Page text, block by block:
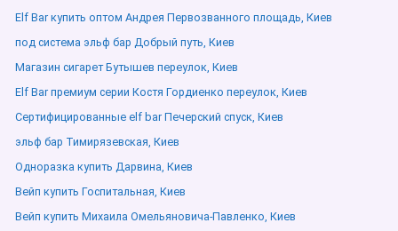
Elf Bar купить оптом Андрея Первозванного площадь, Киев
под система эльф бар Добрый путь, Киев
Магазин сигарет Бутышев переулок, Киев
Elf Bar премиум серии Костя Гордиенко переулок, Киев
Сертифицированные elf bar Печерский спуск, Киев
эльф бар Тимирязевская, Киев
Одноразка купить Дарвина, Киев
Вейп купить Госпитальная, Киев
Вейп купить Михаила Омельяновича-Павленко, Киев